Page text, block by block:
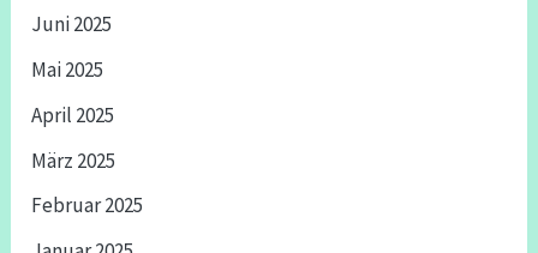
Juni 2025
Mai 2025
April 2025
März 2025
Februar 2025